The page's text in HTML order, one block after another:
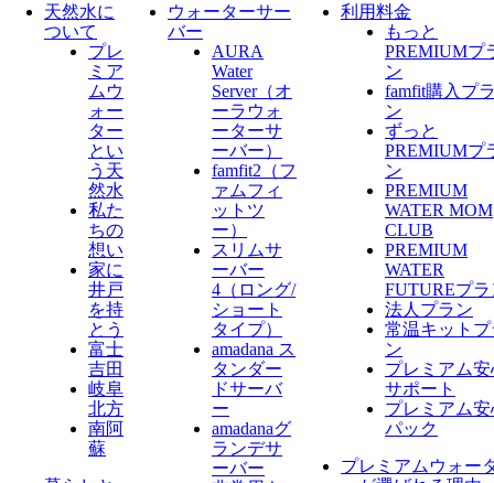
天然水に
ついて
プレ
ミア
ムウ
ォー
ター
とい
う天
然水
私た
ちの
想い
家に
井戸
を持
とう
富士
吉田
岐阜
北方
南阿
蘇
ウォーターサー
バー
AURA
Water
Server​（オ
ーラウォ
ーターサ
ーバー）
famfit2（フ
ァムフィ
ットツ
ー）
スリムサ
ーバー
4（ロング/
ショート
タイプ）
amadana ス
タンダー
ドサーバ
ー
amadanaグ
ランデサ
ーバー
利用料金
もっと
PREMIUMプ
ン
famfit購入プ
ン
ずっと
PREMIUMプ
ン
PREMIUM
WATER MOM
CLUB
PREMIUM
WATER
FUTUREプラ
法人プラン
常温キットプ
ン
プレミアム安
サポート
プレミアム安
パック
プレミアムウォー